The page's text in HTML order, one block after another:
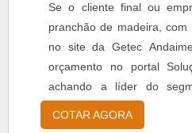
Se o cliente final ou
pranchão de madeira, com
no site da Getec
orçamento no portal
achando a líder do
aqui! Quando o
madeira, na Getec
COTAR AGORA